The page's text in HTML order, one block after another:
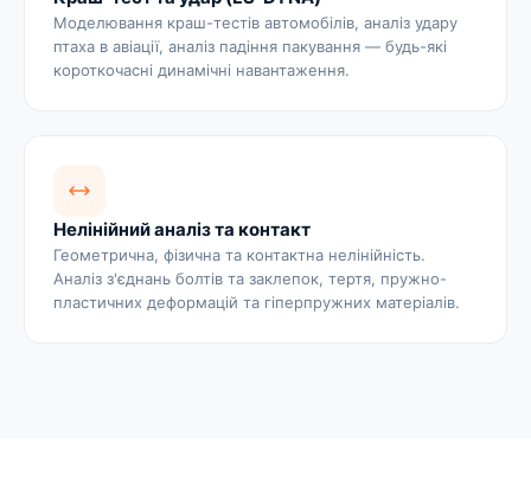
Моделювання краш-тестів автомобілів, аналіз удару
птаха в авіації, аналіз падіння пакування — будь-які
короткочасні динамічні навантаження.
Нелінійний аналіз та контакт
Геометрична, фізична та контактна нелінійність.
Аналіз з'єднань болтів та заклепок, тертя, пружно-
пластичних деформацій та гіперпружних матеріалів.